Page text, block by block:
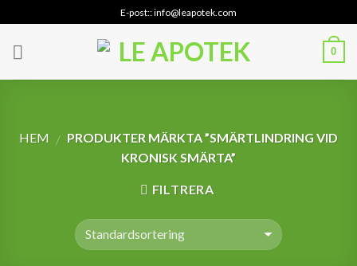
to
content
E-post:: info@leapotek.com
0
HEM / PRODUKTER MÄRKTA ”SMÄRTLINDRING VID
KRONISK SMÄRTA”
FILTRERA